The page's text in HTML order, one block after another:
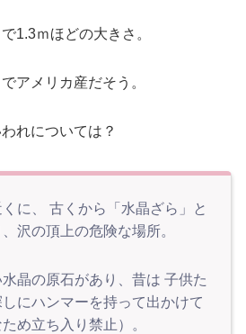
1.3ｍほどの大きさ。
アメリカ産だそう。
れについては？
に、 古くから「水晶ざら」と
沢の頂上の危険な場所。
晶の原石があり、昔は 子供た
にハンマーを持って出かけて
め立ち入り禁止）。